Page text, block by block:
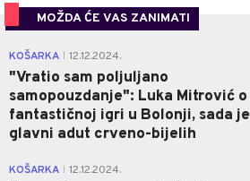
MOŽDA ĆE VAS ZANIMATI
KOŠARKA 12.12.2024.
"Vratio sam poljuljano
samopouzdanje": Luka Mitrović o
fantastičnoj igri u Bolonji, sada je
glavni adut crveno-bijelih
KOŠARKA 12.12.2024.